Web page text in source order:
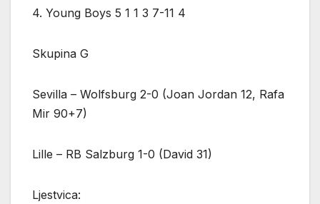
4. Young Boys 5 1 1 3 7-11 4
Skupina G
Sevilla – Wolfsburg 2-0 (Joan Jordan 12, Rafa
Mir 90+7)
Lille – RB Salzburg 1-0 (David 31)
Ljestvica: